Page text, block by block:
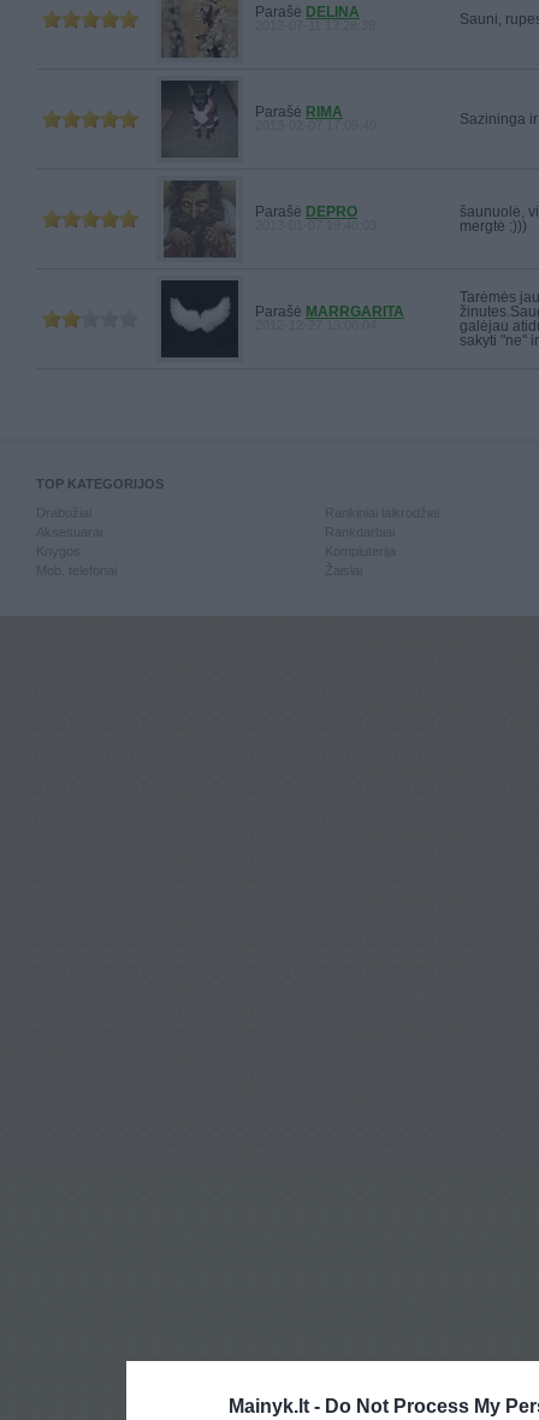
Mainyk.lt - Do Not Process My
Parašė DELINA Sauni,
Parašė RIMA Sazininga
Parašė DEPRO
šaunuolė,
mergtė :)))
Parašė MARRGARITA
Tarėmės
galėjau
sakyti "ne"
TOP KATEGORIJOS
Knygos
Mob. telefonai
Kompiuterija
Žaislai